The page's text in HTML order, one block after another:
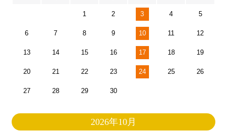
1 2 3 4 5
6 7 8 9 10 11 12
13 14 15 16 17 18 19
20 21 22 23 24 25 26
27 28 29 30
2026年10月